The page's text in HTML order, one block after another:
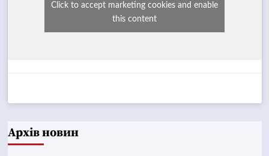
Click to accept marketing cookies and enable
this content
Архів новин